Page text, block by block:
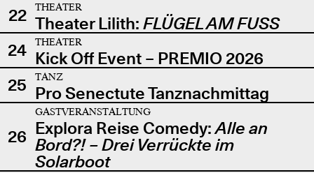
22
THEATER
Theater Lilith: FLÜGEL AM FUSS
24
THEATER
Kick Off Event – PREMIO 2026
25
TANZ
Pro Senectute Tanznachmittag
26
GASTVERANSTALTUNG
Explora Reise Comedy:Alle an
Bord?! – Drei Verrückte im
Solarboot